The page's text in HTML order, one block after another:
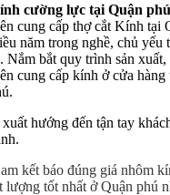
cường lực tại Quận
cung cấp thợ cắt Kính tại
năm trong nghề, chủ yếu
. Nắm bắt quy trình sản
cung cấp kính ở cửa hàng
hướng đến tận tay
kết báo đúng giá nhôm
lượng tốt nhất ở Quận phú